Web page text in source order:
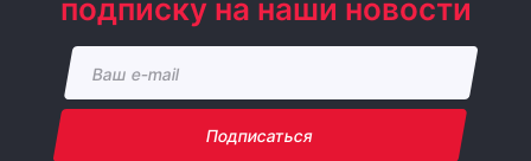
подписку на наши новости
Подписаться